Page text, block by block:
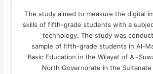
The study aimed to measure the digital
skills of fifth-grade students with a
technology. The study was
sample of fifth-grade students in Al-
Basic Education in the Wilayat of Al-
North Governorate in the